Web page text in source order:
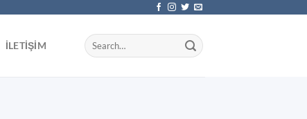
İLETIŞIM